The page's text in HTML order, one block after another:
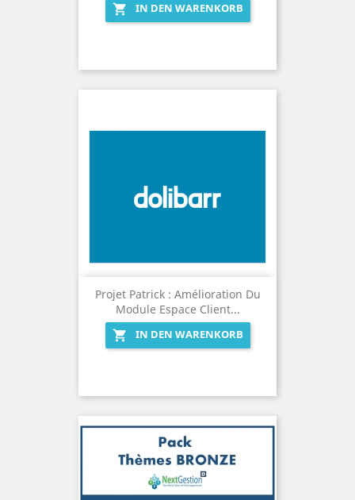
 IN DEN WARENKORB
Projet Patrick : Amélioration Du
Module Espace Client...

IN DEN WARENKORB